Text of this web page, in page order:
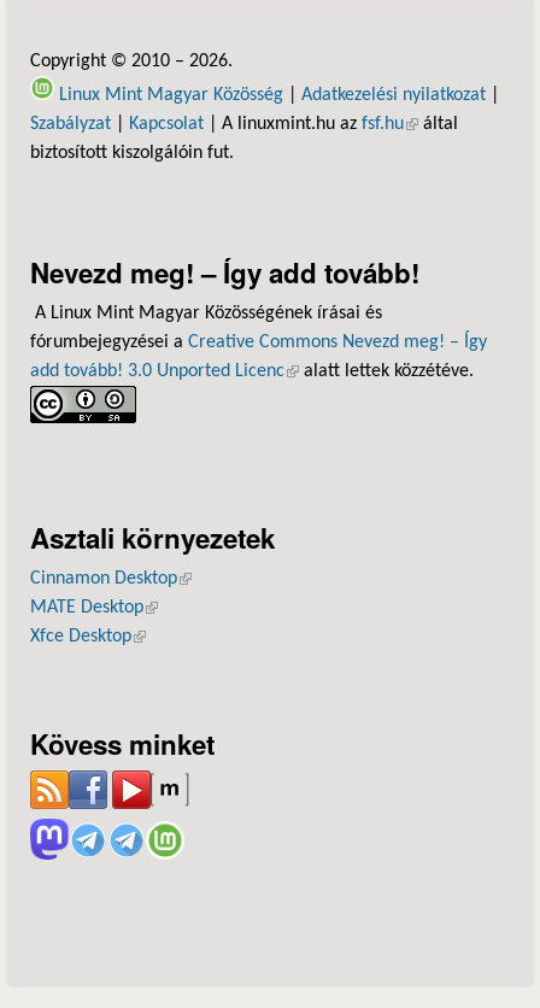
Copyright © 2010 – 2026.
Linux Mint Magyar Közösség
Adatkezelési nyilatkozat
Szabályzat
Kapcsolat | A linuxmint.hu az fsf.hu(külső hivatkozás)
által
biztosított kiszolgálóin fut.
Nevezd meg! – Így add tovább!
A Linux Mint Magyar Közösségének írásai és
fórumbejegyzései a Creative Commons Nevezd meg! – Így
add tovább! 3.0 Unported Licenc(külső hivatkozás)
alatt lettek közzétéve.
Asztali környezetek
Cinnamon Desktop(külső hivatkozás)
MATE Desktop(külső hivatkozás)
Xfce Desktop(külső hivatkozás)
Kövess minket